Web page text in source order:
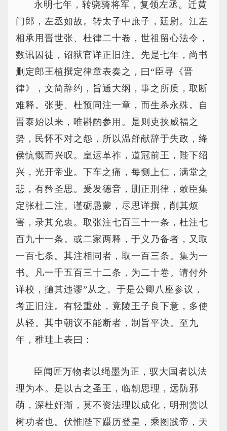
永明七年，转骁骑将军，复领左丞。迁黄
门郎，左丞如故。转太子中庶子，廷尉。江左
相承用晋世张、杜律二十卷，世祖留心法令，
数讯囚徒，诏狱官详正旧注。先是七年，尚书
删定郎王植撰定律章表奏之，曰“臣寻《晋
律》，文简辞约，旨通大纲，事之所质，取断
难释。张斐、杜预同注一章，而生杀永殊。自
晋泰始以来，唯斟酌参用。是则吏挟威福之
势，民怀不对之怨，所以温舒献辞于失政，绛
侯忼慨而兴叹。皇运革祚，道冠前王，陛下绍
兴，光开帝业。下车之痛，每恻上仁，满堂之
悲，有矜圣思。爰发德音，删正刑律，敕臣集
定张杜二注。谨砺愚蒙，尽思详撰，削其烦
害，录其允衷。取张注七百三十一条，杜注七
百九十一条。或二家两释，于义乃备者，又取
一百七条。其注相同者，取一百三条。集为一
书。凡一千五百三十二条，为二十卷。请付外
详校，擿其违谬”从之。于是公卿八座参议，
考正旧注。有轻重处，竟陵王子良下意，多使
从轻。其中朝议不能断者，制旨平决。至九
年，稚珪上表曰：
臣闻匠万物者以绳墨为正，驭大国者以法
理为本。是以古之圣王，临朝思理，远防邪
萌，深杜奸渐，莫不资法理以成化，明刑赏以
树功者也。伏惟陛下蹑历登皇，乘图践帝，天